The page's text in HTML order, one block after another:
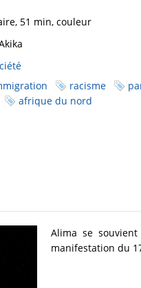
51 min, couleur
racisme
afrique du nord
Alima se
manifestation du